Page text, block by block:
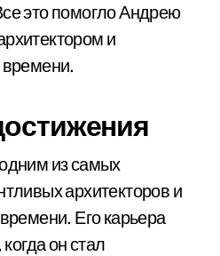
это помогло Андрею
и
времени.
из самых
архитекторов и
Его карьера
он стал